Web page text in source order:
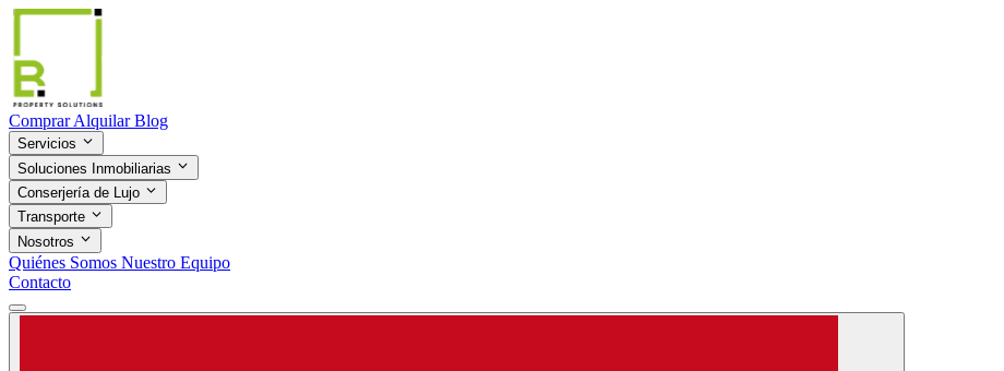
ComprarAlquilarBlog
Servicios
Soluciones Inmobiliarias
Conserjería de Lujo
Transporte
Nosotros
Quiénes Somos Nuestro Equipo
Contacto